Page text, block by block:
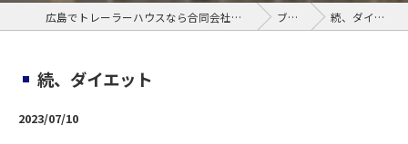
広島でトレーラーハウスなら合同会社サンクビジョン ブログ 続、ダイエット
続、ダイエット
2023/07/10